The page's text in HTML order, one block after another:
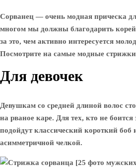
Сорванец — очень модная прическа
многом мы должны благодарить
за это, чем активно интересуется
Посмотрите на самые модные
Для девочек
Девушкам со средней длиной волос
на рваное каре. Для тех, кто не
подойдут классический короткий боб
асимметричной челкой.